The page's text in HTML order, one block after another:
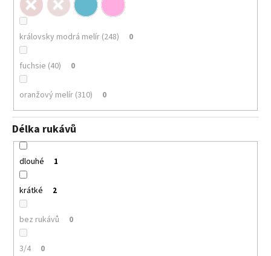
královsky modrá melír (248) 0
fuchsie (40) 0
oranžový melír (310) 0
Délka rukávů
dlouhé 1
krátké 2
bez rukávů 0
3/4 0